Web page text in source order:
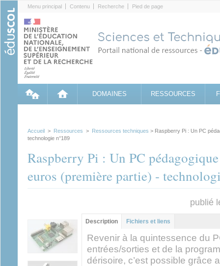
Menu principal Contenu Recherche Pied de page
DOMAINES RESSOURCES
Accueil > Ressources > Ressources techniques > Raspberry Pi : Un PC
technologie n°189
Raspberry Pi : Un PC
euros (première partie) -
publié
Groupe principal
Description (onglet
actif)
Fichiers et liens
Revenir à la quintessence du
entrées/sorties et de la
dérisoire, c’est possible grâce